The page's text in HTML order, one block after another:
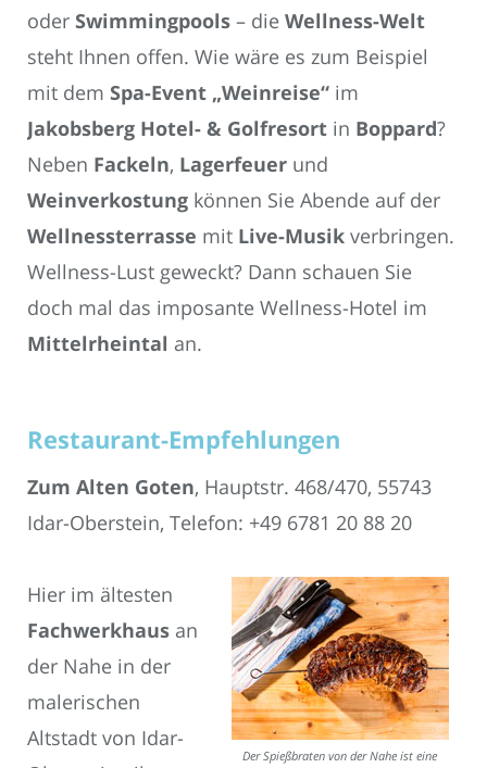
oder Swimmingpools – die Wellness-Welt
steht Ihnen offen. Wie wäre es zum Beispiel
mit dem Spa-Event „Weinreise“ im
Jakobsberg Hotel- & Golfresort in Boppard?
Neben Fackeln, Lagerfeuer und
Weinverkostung können Sie Abende auf der
Wellnessterrasse mit Live-Musik verbringen.
Wellness-Lust geweckt? Dann schauen Sie
doch mal das imposante Wellness-Hotel im
Mittelrheintal an.
Restaurant-Empfehlungen
Zum Alten Goten, Hauptstr. 468/470, 55743
Idar-Oberstein, Telefon: +49 6781 20 88 20
Der Spießbraten von der Nahe ist eine
Hier im ältesten
Fachwerkhaus an
der Nahe in der
malerischen
Altstadt von Idar-